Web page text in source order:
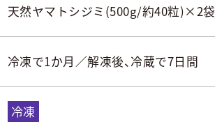
天然ヤマトシジミ(500g/約40粒)×2袋
冷凍で1か月／解凍後、冷蔵で7日間
冷凍